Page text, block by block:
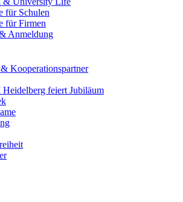
für Schulen
für Firmen
Anmeldung
Kooperationspartner
feiert Jubiläum